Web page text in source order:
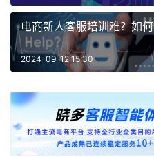
电商新人客服培训难？如
2024-09-12 15:30